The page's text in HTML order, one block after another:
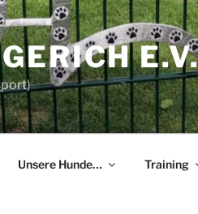
Unsere Hunde… Training